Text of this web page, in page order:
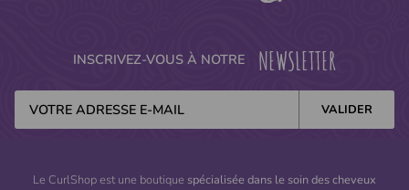
INSCRIVEZ-VOUS À NOTRE NEWSLETTER
Le CurlShop est une boutique spécialisée dans le soin des cheveux